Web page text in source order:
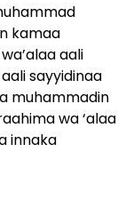
kamaa
aali
sayyidinaa
muhammadin
wa ‘alaa
innaka